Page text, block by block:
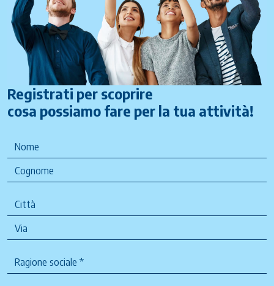
Registrati per scoprire
cosa possiamo fare per la tua attività!